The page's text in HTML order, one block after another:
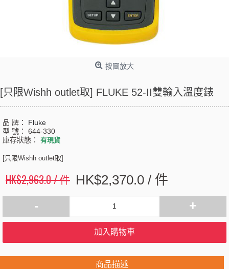
按圖放大
[只限Wishh outlet取] FLUKE 52-II雙輸入溫度錶
品 牌： Fluke
型 號： 644-330
庫存狀態： 有現貨
[只限Wishh outlet取]
HK$2,963.0 / 件 HK$2,370.0 / 件
- +
加入購物車
商品描述